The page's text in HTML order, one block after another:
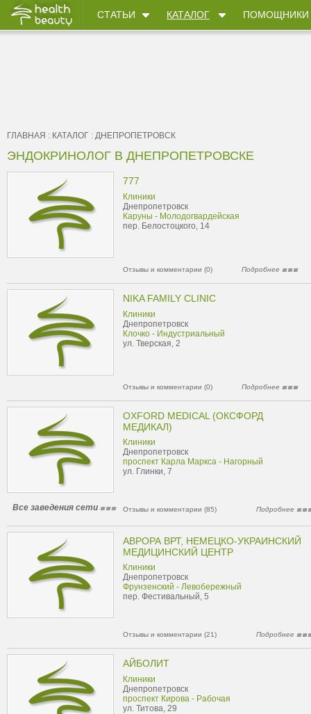
СТАТЬИ КАТАЛОГ ПОМОЩНИКИ
ГЛАВНАЯ : КАТАЛОГ : ДНЕПРОПЕТРОВСК
ЭНДОКРИНОЛОГ В ДНЕПРОПЕТРОВСКЕ
777
Клиники
Днепропетровск
Каруны - Молодогвардейская
пер. Белостоцкого, 14
Отзывы и комментарии (0) Подробнее
NIKA FAMILY CLINIC
Клиники
Днепропетровск
Клочко - Индустриальный
ул. Тверская, 2
Отзывы и комментарии (0) Подробнее
OXFORD MEDICAL (ОКСФОРД
МЕДИКАЛ)
Клиники
Днепропетровск
проспект Карла Маркса - Нагорный
ул. Глинки, 7
Все заведения сети Отзывы и комментарии (85) Подробнее
АВРОРА ВРТ, НЕМЕЦКО-УКРАИНСКИЙ
МЕДИЦИНСКИЙ ЦЕНТР
Клиники
Днепропетровск
Фрунзенский - Левобережный
пер. Фестивальный, 5
Отзывы и комментарии (21) Подробнее
АЙБОЛИТ
Клиники
Днепропетровск
проспект Кирова - Рабочая
ул. Титова, 29